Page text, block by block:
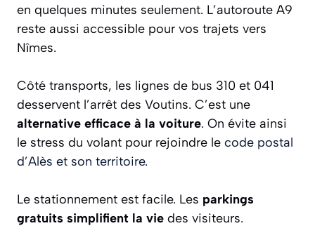
en quelques minutes seulement. L’autoroute A9
reste aussi accessible pour vos trajets vers
Nîmes.
Côté transports, les lignes de bus 310 et 041
desservent l’arrêt des Voutins. C’est une
alternative efficace à la voiture. On évite ainsi
le stress du volant pour rejoindre le code postal
d’Alès et son territoire.
Le stationnement est facile. Les parkings
gratuits simplifient la vie des visiteurs.